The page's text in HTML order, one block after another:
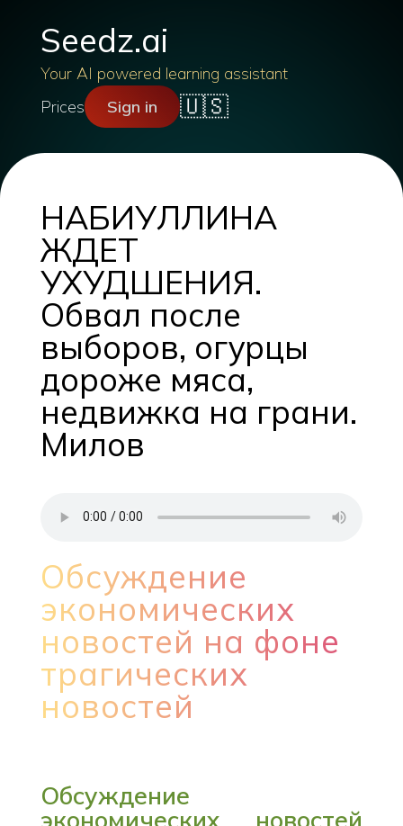
Seedz.ai
Your AI powered learning assistant
Prices
Sign in 🇺🇸
НАБИУЛЛИНА
ЖДЕТ
УХУДШЕНИЯ.
Обвал после
выборов, огурцы
дороже мяса,
недвижка на грани.
Милов
Обсуждение
экономических
новостей на фоне
трагических
новостей
Обсуждение
экономических новостей